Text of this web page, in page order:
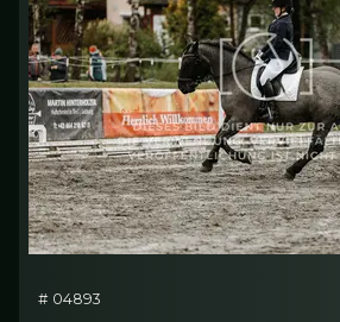
# 04893